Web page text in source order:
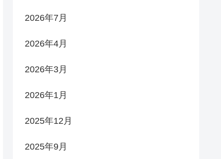
2026年7月
2026年4月
2026年3月
2026年1月
2025年12月
2025年9月